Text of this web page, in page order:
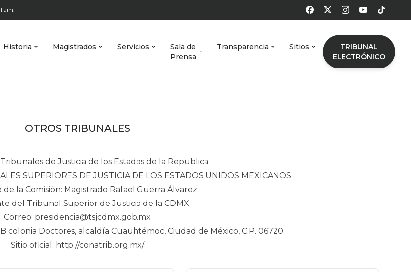
Historia Magistrados Servicios
Sala de
Prensa
Transparencia Sitios
TRIBUNAL
ELECTRÓNICO
OTROS TRIBUNALES
de Justicia de los Estados de la Republica
SUPERIORES DE JUSTICIA DE LOS ESTADOS UNIDOS MEXICANOS
de la Comisión: Magistrado Rafael Guerra Álvarez
del Tribunal Superior de Justicia de la CDMX
Correo: presidencia@tsjcdmx.gob.mx
colonia Doctores, alcaldía Cuauhtémoc, Ciudad de México, C.P. 06720
Sitio oficial: http://conatrib.org.mx/